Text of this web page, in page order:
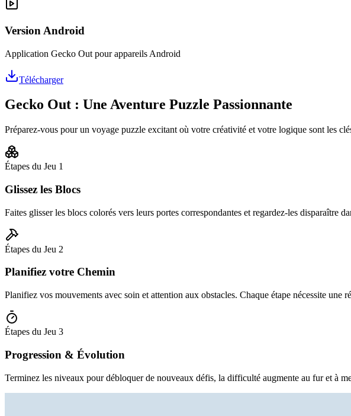
Version Android
Application Gecko Out pour appareils Android
Télécharger
Gecko Out : Une Aventure Puzzle Passionnante
Préparez-vous pour un voyage puzzle excitant où votre créativité et votre logique sont les
Étapes du Jeu 1
Glissez les Blocs
Faites glisser les blocs colorés vers leurs portes correspondantes et regardez-les disparaître
Étapes du Jeu 2
Planifiez votre Chemin
Planifiez vos mouvements avec soin et attention aux obstacles. Chaque étape nécessite une
Étapes du Jeu 3
Progression & Évolution
Terminez les niveaux pour débloquer de nouveaux défis, la difficulté augmente au fur et à